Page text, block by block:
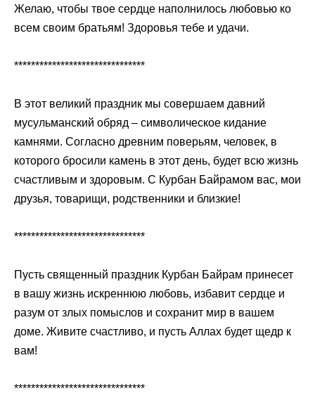
Желаю, чтобы твое сердце наполнилось любовью ко
всем своим братьям! Здоровья тебе и удачи.
*******************************
В этот великий праздник мы совершаем давний
мусульманский обряд – символическое кидание
камнями. Согласно древним поверьям, человек, в
которого бросили камень в этот день, будет всю жизнь
счастливым и здоровым. С Курбан Байрамом вас, мои
друзья, товарищи, родственники и близкие!
*******************************
Пусть священный праздник Курбан Байрам принесет
в вашу жизнь искреннюю любовь, избавит сердце и
разум от злых помыслов и сохранит мир в вашем
доме. Живите счастливо, и пусть Аллах будет щедр к
вам!
*******************************